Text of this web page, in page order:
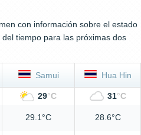
con información sobre el estado
tiempo para las próximas dos
Samui Hua Hin
29°C 31°C
29.1°C 28.6°C